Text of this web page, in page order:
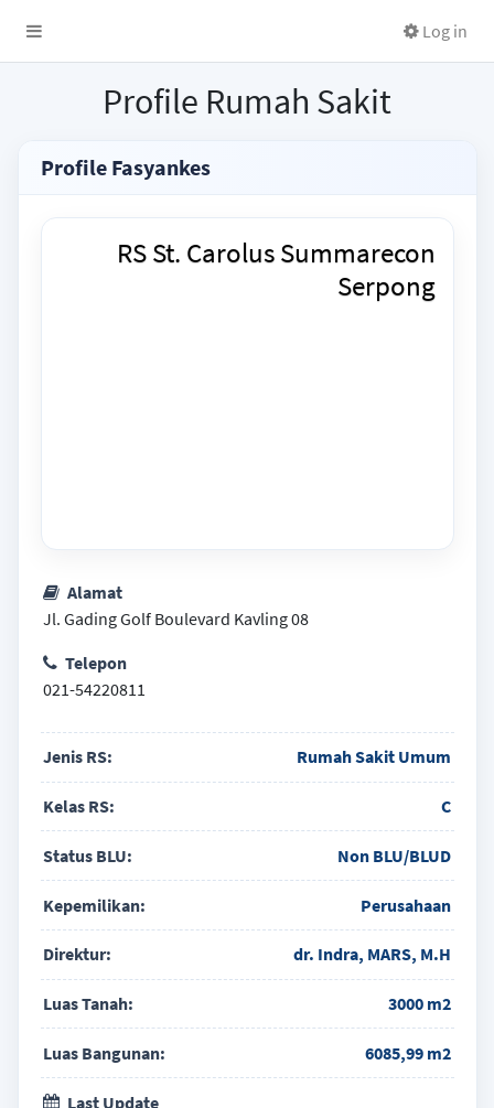
Log in
Profile Rumah Sakit
Profile Fasyankes
RS St. Carolus Summarecon
Serpong
Alamat
Jl. Gading Golf Boulevard Kavling 08
Telepon
021-54220811
Jenis RS: Rumah Sakit Umum
Kelas RS: C
Status BLU: Non BLU/BLUD
Kepemilikan: Perusahaan
Direktur: dr. Indra, MARS, M.H
Luas Tanah: 3000 m2
Luas Bangunan: 6085,99 m2
Last Update